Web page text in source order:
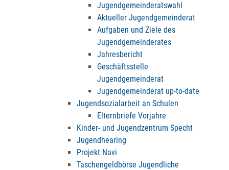
Jugendgemeinderatswahl
Aktueller Jugendgemeinderat
Aufgaben und Ziele des
Jugendgemeinderates
Jahresbericht
Geschäftsstelle
Jugendgemeinderat
Jugendgemeinderat up-to-date
Jugendsozialarbeit an Schulen
Elternbriefe Vorjahre
Kinder- und Jugendzentrum Specht
Jugendhearing
Projekt Navi
Taschengeldbörse Jugendliche